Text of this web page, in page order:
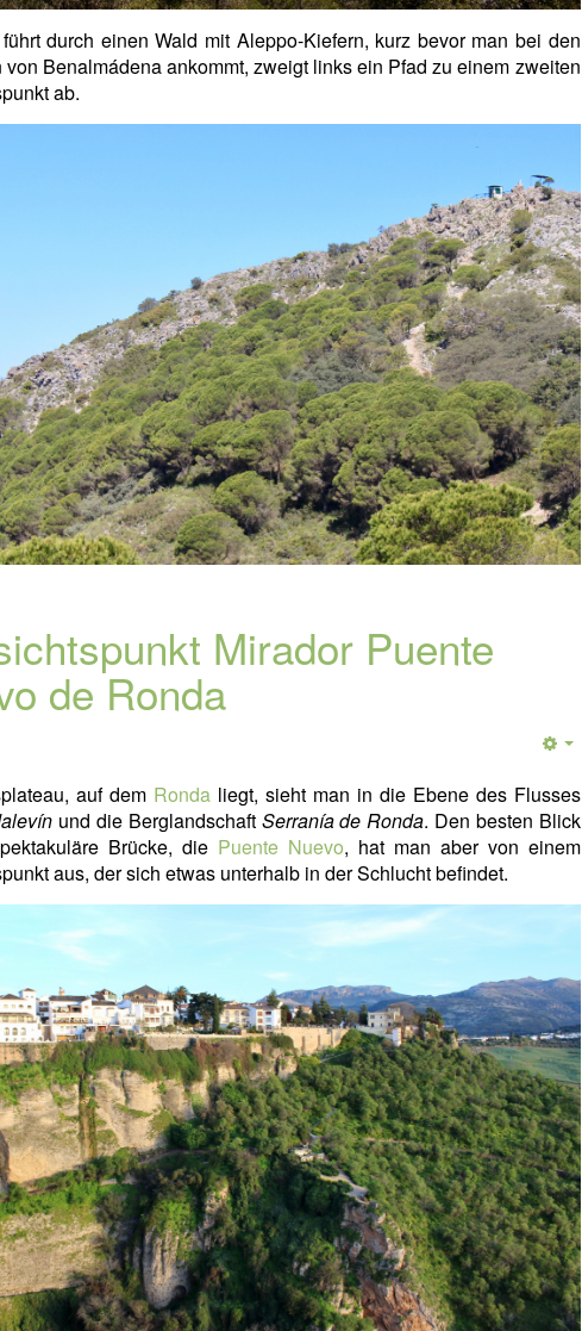
durch einen Wald mit Aleppo-Kiefern, kurz bevor man bei den
von Benalmádena ankommt, zweigt links ein Pfad zu einem zweiten
ab.
Mirador Puente
de Ronda
auf dem Ronda liegt, sieht man in die Ebene des Flusses
und die Berglandschaft Serranía de Ronda. Den besten Blick
Brücke, die Puente Nuevo, hat man aber von einem
aus, der sich etwas unterhalb in der Schlucht befindet.